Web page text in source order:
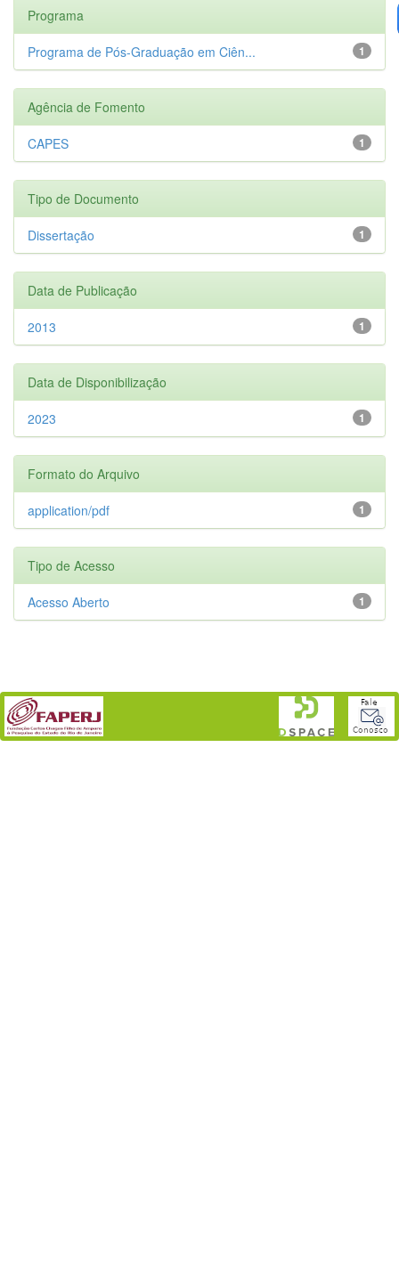
Programa
1
Programa de Pós-Graduação em Ciên...
Agência de Fomento
1
CAPES
Tipo de Documento
1
Dissertação
Data de Publicação
1
2013
Data de Disponibilização
1
2023
Formato do Arquivo
1
application/pdf
Tipo de Acesso
1
Acesso Aberto